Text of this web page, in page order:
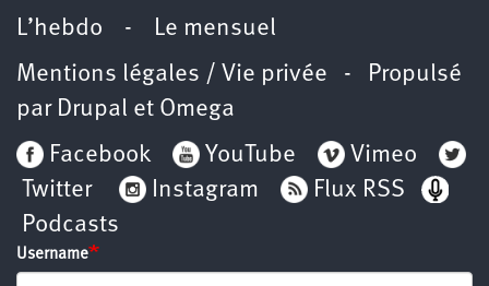
L’hebdo -
Le mensuel
Mentions légales / Vie privée - Propulsé
par Drupal et Omega
Facebook
YouTube
Vimeo
Twitter
Instagram
Flux RSS
Podcasts
Username